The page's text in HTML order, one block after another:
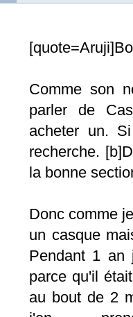
Comme son
parler de
acheter un.
recherche.
la bonne
Donc comme
un casque
Pendant 1 an
parce qu'il
au bout de 2